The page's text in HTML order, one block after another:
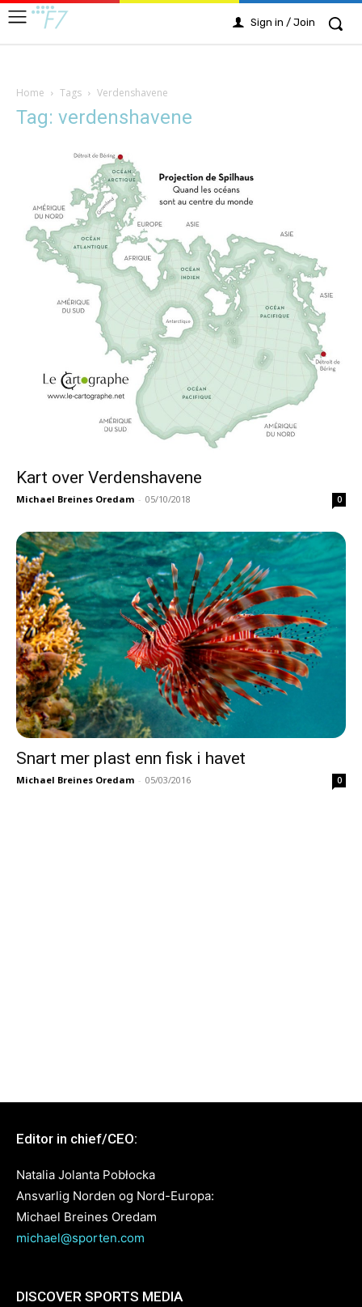
Sign in / Join
Home Tags Verdenshavene
Tag: verdenshavene
Kart over Verdenshavene
Michael Breines Oredam - 05/10/2018 0
Snart mer plast enn fisk i havet
Michael Breines Oredam - 05/03/2016 0
Editor in chief/CEO:
Natalia Jolanta Pobłocka
Ansvarlig Norden og Nord-Europa:
Michael Breines Oredam
michael@sporten.com
DISCOVER SPORTS MEDIA